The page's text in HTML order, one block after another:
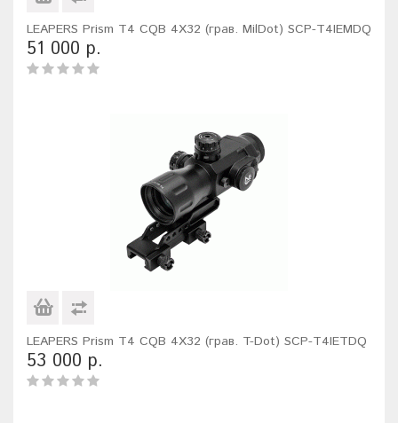
LEAPERS Prism T4 CQB 4X32 (грав. MilDot) SCP-T4IEMDQ
51 000 р.
LEAPERS Prism T4 CQB 4X32 (грав. T-Dot) SCP-T4IETDQ
53 000 р.